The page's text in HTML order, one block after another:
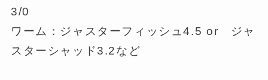
3/0
ワーム：ジャスターフィッシュ4.5 or ジャ
スターシャッド3.2など